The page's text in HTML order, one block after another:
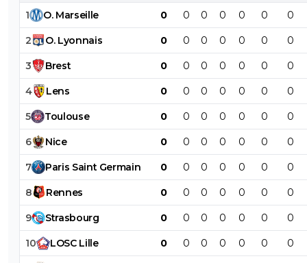
1 O. Marseille 0 0 0 0 0 0 0
2 O. Lyonnais 0 0 0 0 0 0 0
3 Brest 0 0 0 0 0 0 0
4 Lens 0 0 0 0 0 0 0
5 Toulouse 0 0 0 0 0 0 0
6 Nice 0 0 0 0 0 0 0
7 Paris Saint Germain 0 0 0 0 0 0 0
8 Rennes 0 0 0 0 0 0 0
9 Strasbourg 0 0 0 0 0 0 0
10 LOSC Lille 0 0 0 0 0 0 0